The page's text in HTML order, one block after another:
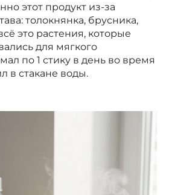
этот продукт из-за
толокнянка, брусника,
это растения, которые
для мягкого
по 1 стику в день во время
в стакане воды.